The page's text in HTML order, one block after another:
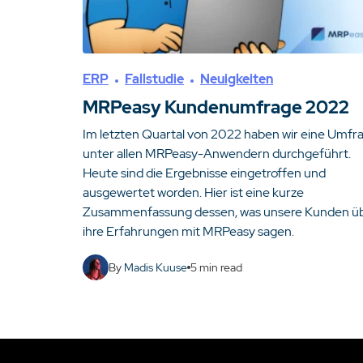
ERP Fallstudie Neuigkeiten
MRPeasy Kundenumfrage 2022
Im letzten Quartal von 2022 haben wir eine
unter allen MRPeasy-Anwendern durchgeführt.
Heute sind die Ergebnisse eingetroffen und
ausgewertet worden. Hier ist eine kurze
Zusammenfassung dessen, was unsere Kunden
ihre Erfahrungen mit MRPeasy sagen.
By Madis Kuuse 5min read